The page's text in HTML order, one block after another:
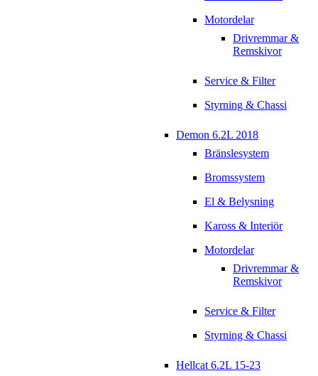
Motordelar
Drivremmar &
Remskivor
Service & Filter
Styrning & Chassi
Demon 6.2L 2018
Bränslesystem
Bromssystem
El & Belysning
Kaross & Interiör
Motordelar
Drivremmar &
Remskivor
Service & Filter
Styrning & Chassi
Hellcat 6.2L 15-23